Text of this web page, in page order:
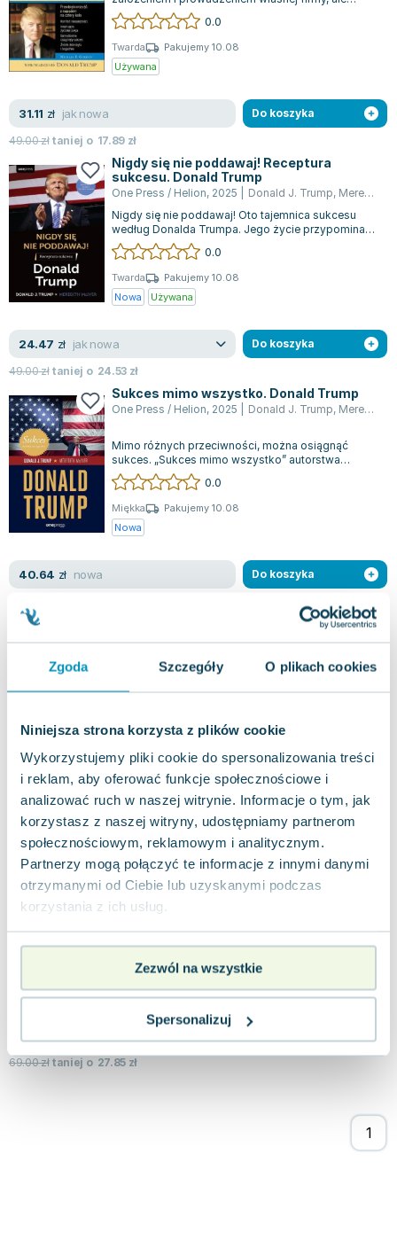
Zgoda Szczegóły O plikach cookies
Niniejsza strona korzysta z plików cookie
Wykorzystujemy pliki cookie do spersonalizowania treści
i reklam, aby oferować funkcje społecznościowe i
analizować ruch w naszej witrynie. Informacje o tym, jak
korzystasz z naszej witryny, udostępniamy partnerom
społecznościowym, reklamowym i analitycznym.
Partnerzy mogą połączyć te informacje z innymi danymi
otrzymanymi od Ciebie lub uzyskanymi podczas
korzystania z ich usług.
Zezwól na wszystkie
Spersonalizuj
Lorraine Warren
Ajahn Brahm
Lucinda Riley
Jacek Walkiewicz
powstrzymuje Cię strach przed ryzykiem finanso...
0.0
Twarda
Pakujemy 10.08
Używana
31.11 zł jak nowa
49.00złtaniej o 17.89 zł
Do koszyka
Nigdy się nie poddawaj! Receptura
sukcesu. Donald Trump
One Press / Helion, 2025 Donald J. Trump, Meredith McIver
Nigdy się nie poddawaj! Oto tajemnica sukcesu
według Donalda Trumpa. Jego życie przypomina
porywający thriller, pełen wzlotów i up...
0.0
Twarda
Pakujemy 10.08
Nowa
Używana
24.47 zł jak nowa
49.00złtaniej o 24.53 zł
Do koszyka
Sukces mimo wszystko. Donald Trump
One Press / Helion, 2025 Donald J. Trump, Meredith McIver
Mimo różnych przeciwności, można osiągnąć
sukces. „Sukces mimo wszystko” autorstwa
Donalda Trumpa to ostatnia okazja, by
doświadcz...
0.0
Miękka
Pakujemy 10.08
Nowa
40.64 zł nowa Do koszyka
Sukces mimo wszystko. Donald Trump
Onepress,2021| Donald J. Trump,McIver (Contributor) Meredith
Poznaj tajniki osiągania sukcesu u boku eksperta,
który zdobył uznanie na całym świecie. Choć nie
Miękka
Pakujemy 10.08
Używana
21.90zł jak nowa
złtaniej o
Do koszyka
Uniwersytet Donalda Trumpa. Marketing
Onepress,2009 | Donald J. Trump,Don Sexton
Odkryj tajniki skutecznego marketingu dzięki
szukasz sposobów na rozwój swojej firmy,...
0.0
Twarda
Pakujemy 10.08
Używana
Wyprzedaż
69.00złtaniej o 27.85 zł